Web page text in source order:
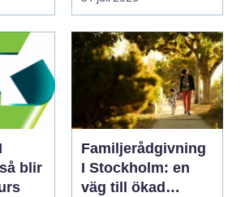
en...
Familjerådgivning
I Stockholm: en
väg till ökad